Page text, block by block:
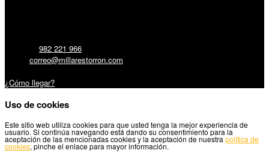
982 221 966
correo@millarestorron.com
¿Cómo llegar?
Uso de cookies
Este sitio web utiliza cookies para que usted tenga la mejor experiencia de
usuario. Si continúa navegando está dando su consentimiento para la
aceptación de las mencionadas cookies y la aceptación de nuestra política de
cookies, pinche el enlace para mayor información.